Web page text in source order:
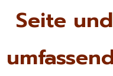
Seite